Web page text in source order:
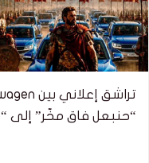
“حنبعل فاق مخّر” إلى